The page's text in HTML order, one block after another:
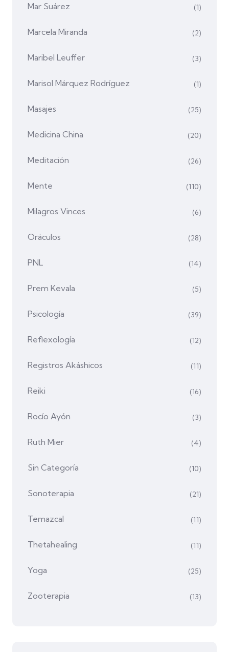
Mar Suárez (1)
Marcela Miranda (2)
Maribel Leuffer (3)
Marisol Márquez Rodríguez (1)
Masajes (25)
Medicina China (20)
Meditación (26)
Mente (110)
Milagros Vinces (6)
Oráculos (28)
PNL (14)
Prem Kevala (5)
Psicología (39)
Reflexología (12)
Registros Akáshicos (11)
Reiki (16)
Rocío Ayón (3)
Ruth Mier (4)
Sin Categoría (10)
Sonoterapia (21)
Temazcal (11)
Thetahealing (11)
Yoga (25)
Zooterapia (13)